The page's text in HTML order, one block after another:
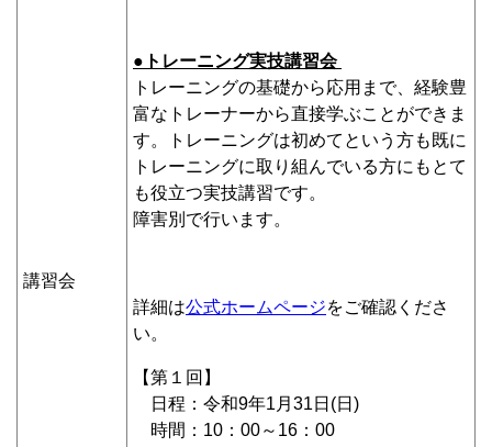
講習会
●トレーニング実技講習会
トレーニングの基礎から応用まで、経験豊
富なトレーナーから直接学ぶことができま
す。トレーニングは初めてという方も既に
トレーニングに取り組んでいる方にもとて
も役立つ実技講習です。
障害別で行います。
詳細は公式ホームページをご確認くださ
い。
【第１回】
日程：令和9年1月31日(日)
時間：10：00～16：00